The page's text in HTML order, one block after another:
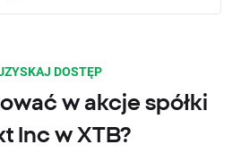
DOSTĘP
w akcje spółki
Inc w XTB?